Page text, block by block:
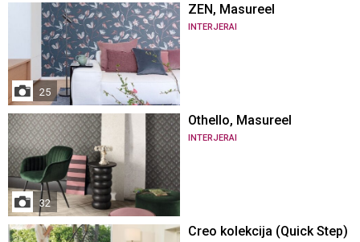
25
ZEN, Masureel
INTERJERAI
32
Othello, Masureel
INTERJERAI
Creo kolekcija (Quick Step)